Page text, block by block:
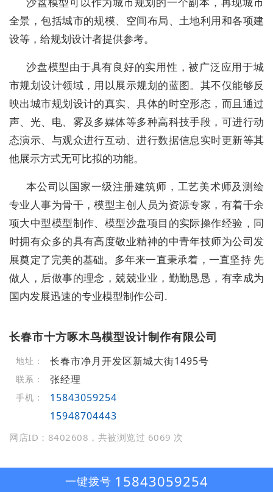
全景，包括城市的规模、空间布局、土地利用和各项建
设等，给规划设计者提供参考。
沙盘模型由于具有良好的实用性，被广泛应用于城
市规划设计领域，用以展示规划的蓝图。其不仅能够反
映出城市规划设计的真实、具体的时空形态，而且通过
声、光、电、雾及多媒体等多种高科技手段，可进行动
态演示、与观众进行互动、进行数据信息实时更新等其
他展示方式无可比拟的功能。
本公司以国家一级注册建筑师，工艺美术师及测绘
专业人事为骨干，模型主创人员为资源专家，有着千余
项大中型模型制作、模型沙盘项目的实际操作经验，同
时拥有众多的具有高度敬业精神的中青年技师为公司发
展奠定了完美的基础。多年来一直秉承着，一直坚持 先
做人，后做事的理念，兢兢业业，勤勤恳恳，有幸成为
国内发展迅速的专业模型制作公司.
长春市十方啄木鸟模型设计制作有限公司
地址： 长春市净月开发区新城大街1495号
联系： 张经理
手机：
15843059254
15948704443
网店ID：8402608，共被浏览过 6069 次
一键拨号 15843059254